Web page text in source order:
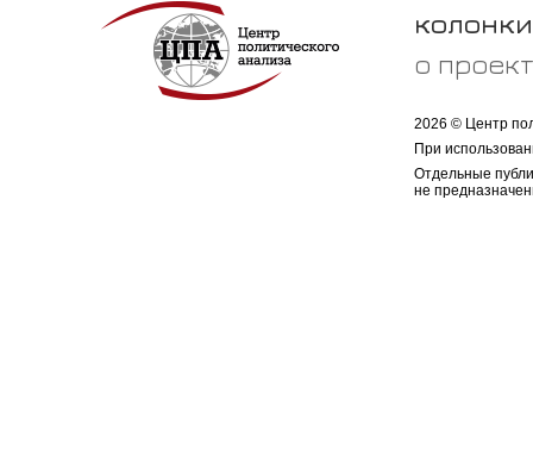
колонки
о
2026 © Центр
При
Отдельные
не